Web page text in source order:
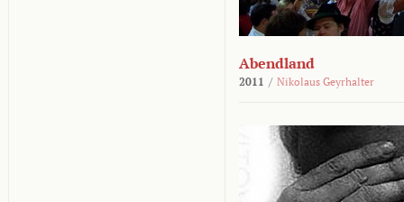
Abendland
2011 / Nikolaus Geyrhalter